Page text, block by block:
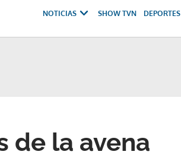
NOTICIAS SHOW TVN DEPORTES
de la avena